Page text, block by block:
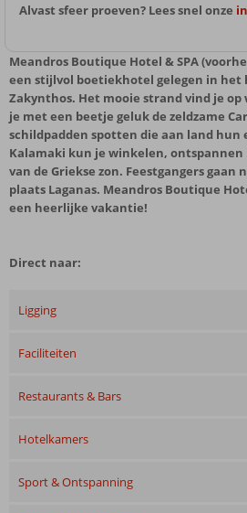
Alvast sfeer proeven? Lees snel onze
Meandros Boutique Hotel & SPA
een stijlvol boetiekhotel gelegen in het
Zakynthos. Het mooie strand vind je
je met een beetje geluk de zeldzame
schildpadden spotten die aan land hun
Kalamaki kun je winkelen,
van de Griekse zon. Feestgangers gaan
plaats Laganas. Meandros Boutique
een heerlijke vakantie!
Direct naar:
Ligging
Faciliteiten
Restaurants & Bars
Hotelkamers
Sport & Ontspanning